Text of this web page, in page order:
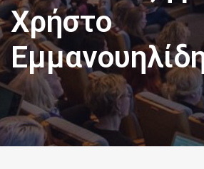
Χρήστο